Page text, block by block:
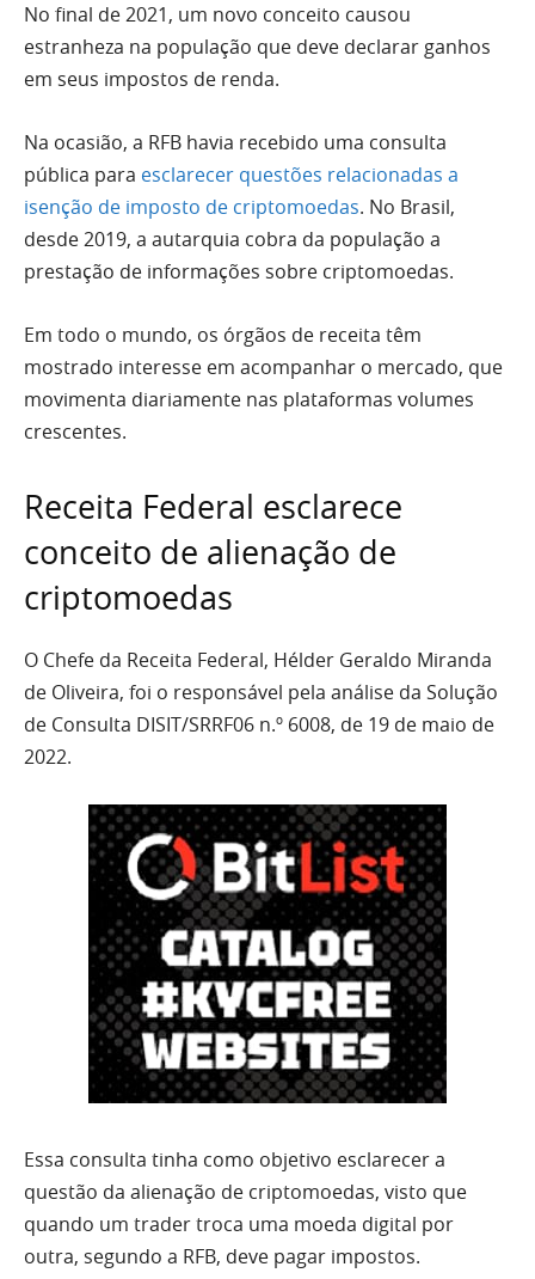
No final de 2021, um novo conceito causou
estranheza na população que deve declarar ganhos
em seus impostos de renda.
Na ocasião, a RFB havia recebido uma consulta
pública para esclarecer questões relacionadas a
isenção de imposto de criptomoedas. No Brasil,
desde 2019, a autarquia cobra da população a
prestação de informações sobre criptomoedas.
Em todo o mundo, os órgãos de receita têm
mostrado interesse em acompanhar o mercado, que
movimenta diariamente nas plataformas volumes
crescentes.
Receita Federal esclarece
conceito de alienação de
criptomoedas
O Chefe da Receita Federal, Hélder Geraldo Miranda
de Oliveira, foi o responsável pela análise da Solução
de Consulta DISIT/SRRF06 n.º 6008, de 19 de maio de
2022.
Essa consulta tinha como objetivo esclarecer a
questão da alienação de criptomoedas, visto que
quando um trader troca uma moeda digital por
outra, segundo a RFB, deve pagar impostos.